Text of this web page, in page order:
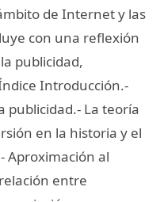
de Internet y las
con una reflexión
publicidad,
Introducción.-
publicidad.- La teoría
en la historia y el
Aproximación al
entre